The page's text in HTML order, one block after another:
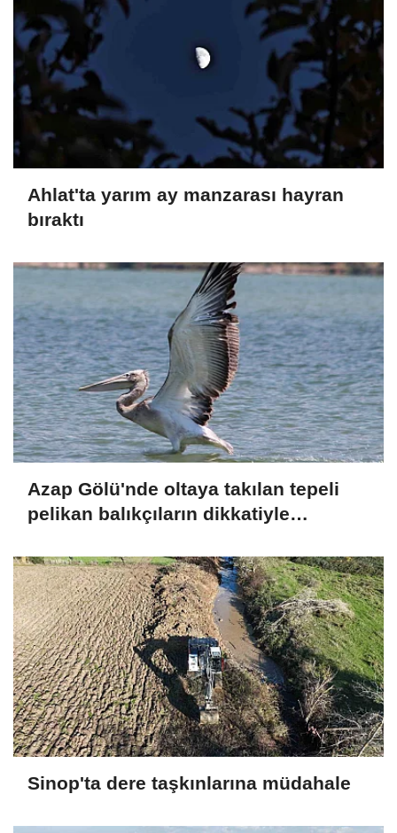
Ahlat'ta yarım ay manzarası hayran
bıraktı
Azap Gölü'nde oltaya takılan tepeli
pelikan balıkçıların dikkatiyle
Sinop'ta dere taşkınlarına müdahale